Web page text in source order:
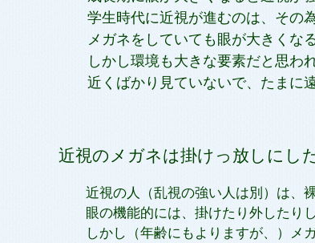
学生時代に近視が進むのは、その為
メガネをしていても眼が大きくなる
しかし環境も大きな要素だと思われ
近くばかり見ていないで、たまに遠
近視のメガネは掛けっ放しにし
近視の人（乱視の強い人は別）は、
眼の機能的には、掛けたり外したりし
しかし（年齢にもよりますが、）メガ